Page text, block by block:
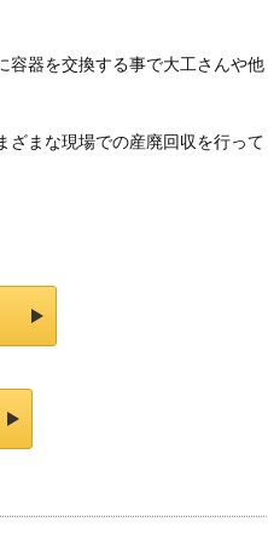
器を交換する事で大工さんや他
まな現場での産廃回収を行って